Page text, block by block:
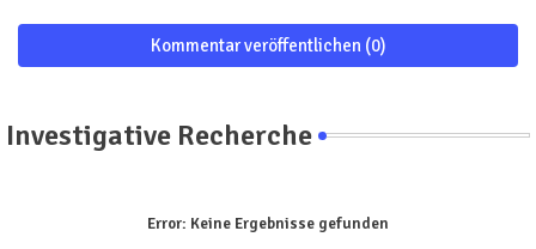
Kommentar veröffentlichen (0)
Investigative Recherche
Error: Keine Ergebnisse gefunden